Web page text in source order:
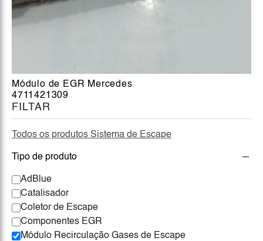
FILTAR
Todos os produtos Sistema de Escape
Tipo de produto
AdBlue
Catalisador
Coletor de Escape
Componentes EGR
Módulo Recirculação Gases de Escape
Módulo de EGR Mercedes
4711421309